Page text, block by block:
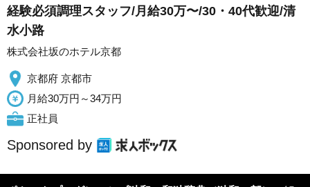
経験必須調理スタッフ/月給30万〜/30・40代歓迎/清
水小路
株式会社坂のホテル京都
京都府 京都市
月給30万円～34万円
正社員
Sponsored by